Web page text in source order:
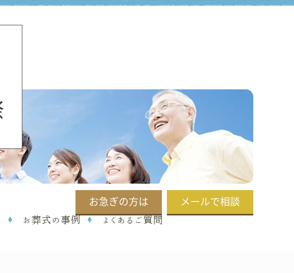
お急ぎの方は メールで相談
お葬式の事例 よくあるご質問